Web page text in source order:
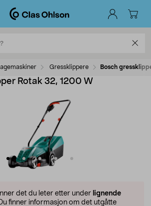
Gressklippere Bosch
Rotak 32, 1200 W
det du leter etter under lignende
finner informasjon om det utgåtte